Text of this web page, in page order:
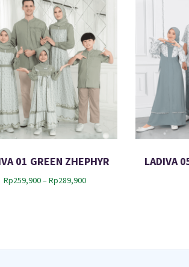
01 GREEN ZHEPHYR
Rp259,900–Rp289,900P
a
LADIVA